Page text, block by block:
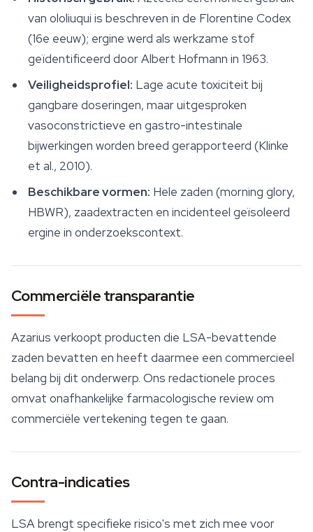
van ololiuqui is beschreven in de Florentine Codex
(16e eeuw); ergine werd als werkzame stof
geïdentificeerd door Albert Hofmann in 1963.
Veiligheidsprofiel: Lage acute toxiciteit bij
gangbare doseringen, maar uitgesproken
vasoconstrictieve en gastro-intestinale
bijwerkingen worden breed gerapporteerd (Klinke
et al., 2010).
Beschikbare vormen: Hele zaden (morning glory,
HBWR), zaadextracten en incidenteel geïsoleerd
ergine in onderzoekscontext.
Commerciële transparantie
Azarius verkoopt producten die LSA-bevattende
zaden bevatten en heeft daarmee een commercieel
belang bij dit onderwerp. Ons redactionele proces
omvat onafhankelijke farmacologische review om
commerciële vertekening tegen te gaan.
Contra-indicaties
LSA brengt specifieke risico's met zich mee voor